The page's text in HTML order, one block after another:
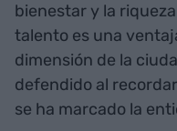
bienestar y la
talento es una
dimensión de la
defendido al
se ha marcado la